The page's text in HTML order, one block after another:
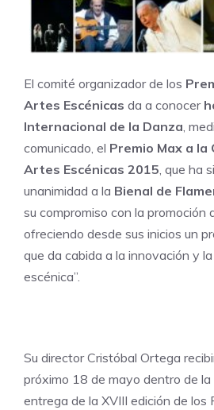
El comité organizador de los
Artes Escénicas da a conocer
Internacional de la Danza,
comunicado, el Premio Max a la
Artes Escénicas 2015, que ha
unanimidad a la Bienal de
su compromiso con la promoción
ofreciendo desde sus inicios un
que da cabida a la innovación y
escénica”.
Su director Cristóbal Ortega
próximo 18 de mayo dentro de la
entrega de la XVIII edición de los